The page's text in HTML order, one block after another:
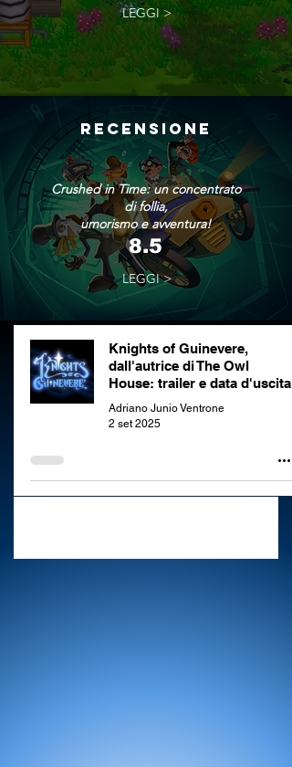
LEGGI >
RECENSIONE
Crushed in Time: un concentrato
di follia,
umorismo e avventura!
8.5
LEGGI >
Knights of Guinevere,
dall'autrice di The Owl
House: trailer e data d'uscita
Adriano Junio Ventrone
2 set 2025